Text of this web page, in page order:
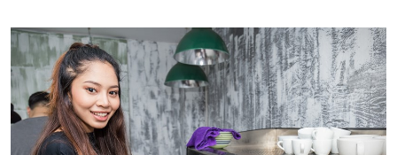
Loon
Xtra